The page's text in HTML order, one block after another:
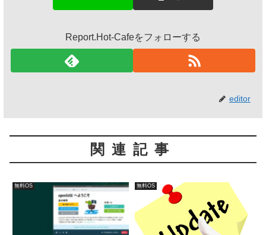
Report.Hot-Cafeをフォローする
editor
関連記事
無料OS 無料OS